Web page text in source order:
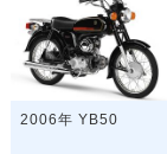
2006年 YB50